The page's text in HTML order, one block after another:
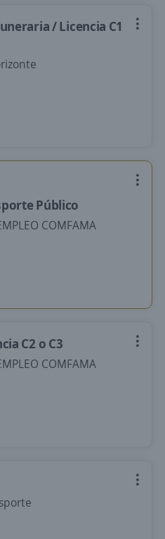
/ Licencia C1
Público
COMFAMA
C2 o C3
COMFAMA